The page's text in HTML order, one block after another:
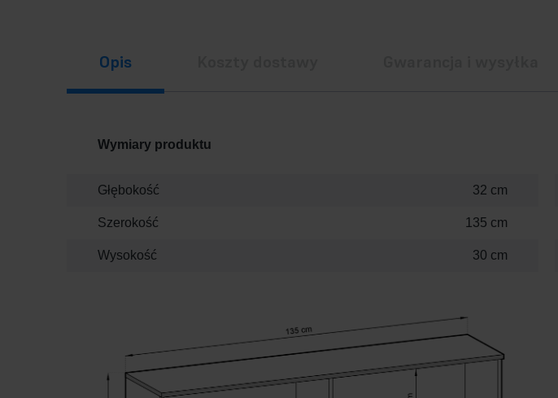
Opis
Wymiary produktu
Głębokość 32 cm
Szerokość 135 cm
Wysokość 30 cm